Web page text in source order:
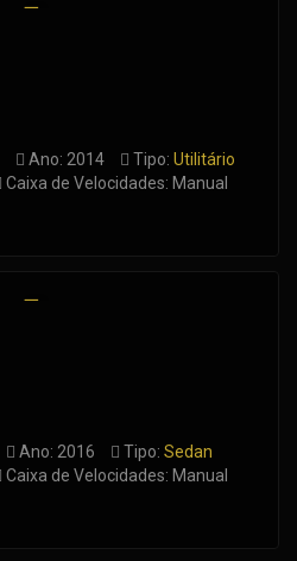
Ano: 2014 Tipo: Utilitário
Caixa de Velocidades: Manual
Ano: 2016 Tipo: Sedan
Caixa de Velocidades: Manual